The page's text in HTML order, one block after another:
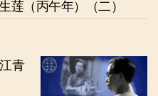
莲（丙午年）（二）
青